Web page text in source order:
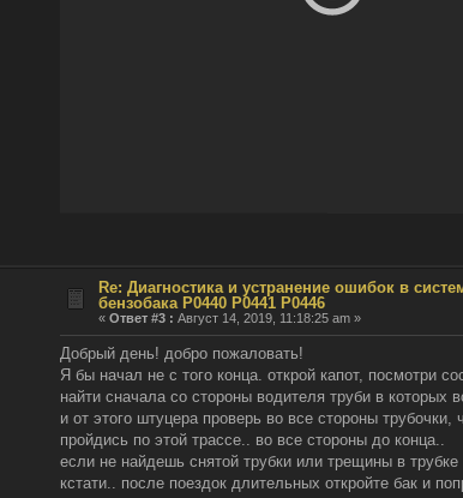
Re: Диагностика и устранение ошибок в
бензобака P0440 P0441 P0446
«Ответ #3 : Август 14, 2019, 11:18:25 am »
Добрый день! добро пожаловать!
Я бы начал не с того конца. открой капот, посмотри
найти сначала со стороны водителя труби в которых
и от этого штуцера проверь во все стороны
пройдись по этой трассе.. во все стороны до конца..
если не найдешь снятой трубки или трещины в
кстати.. после поездок длительных откройте бак и